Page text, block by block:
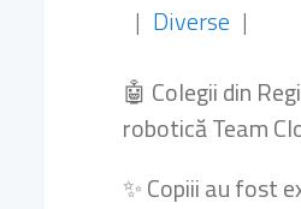
| Diverse |
🤖 Colegii din
robotică Team
✨ Copiii au fost